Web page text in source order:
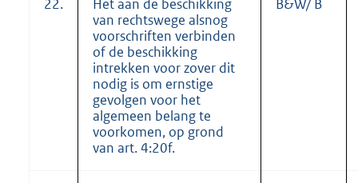
22.
Het aan de beschikking
van rechtswege alsnog
voorschriften verbinden
of de beschikking
intrekken voor zover dit
nodig is om ernstige
gevolgen voor het
algemeen belang te
voorkomen, op grond
van art. 4:20f.
B&W/ B